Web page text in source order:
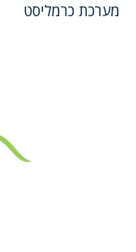
מערכת כרמליסט